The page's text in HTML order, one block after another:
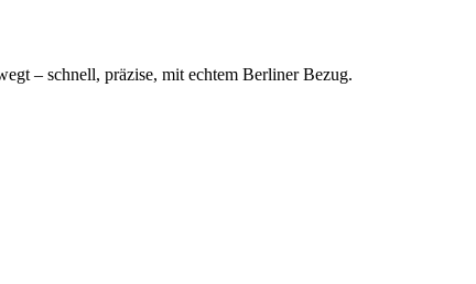
– schnell, präzise, mit echtem Berliner Bezug.